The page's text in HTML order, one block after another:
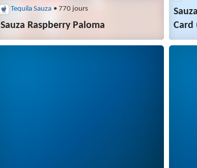
Tequila Sauza • 770 jours
Sauza Raspberry Paloma
Card